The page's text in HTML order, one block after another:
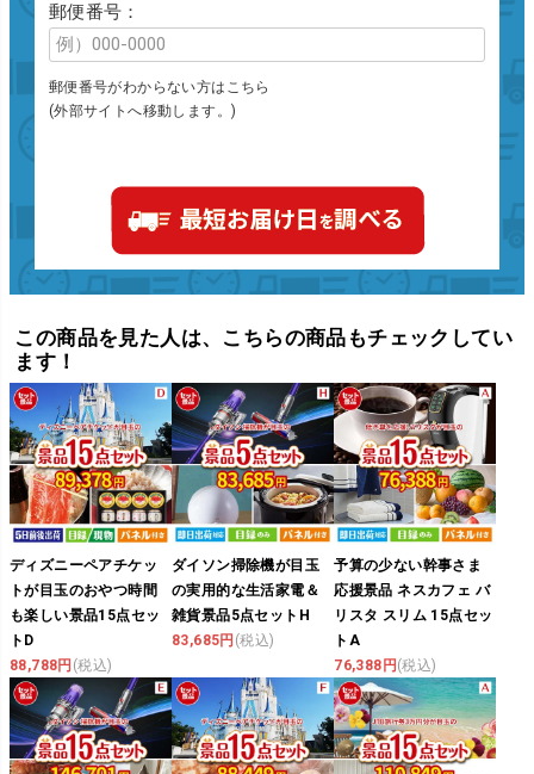
郵便番号：
郵便番号がわからない方はこちら
(外部サイトへ移動します。)
この商品を見た人は、こちらの商品もチェックしてい
ます！
ディズニーペアチケッ
トが目玉のおやつ時間
も楽しい景品15点セッ
トD
88,788円 (税込)
ダイソン掃除機が目玉
の実用的な生活家電＆
雑貨景品5点セットH
83,685円 (税込)
予算の少ない幹事さま
応援景品 ネスカフェ バ
リスタ スリム 15点セッ
トA
76,388円 (税込)